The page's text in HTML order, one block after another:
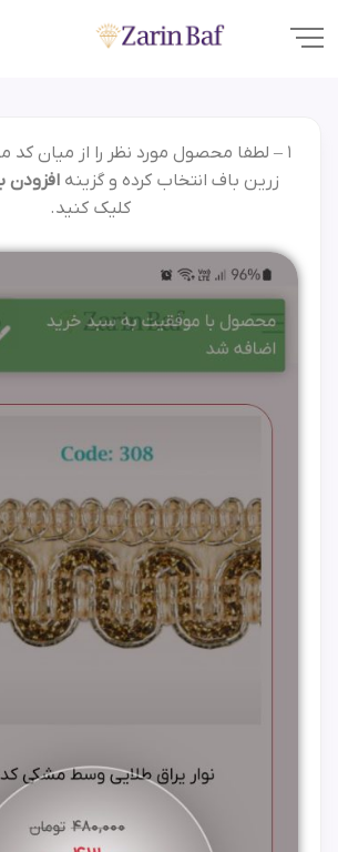
1 – لطفا محصول مورد نظر را از میان
زرین باف انتخاب کرده و گزینه افزودن
کلیک کنید.